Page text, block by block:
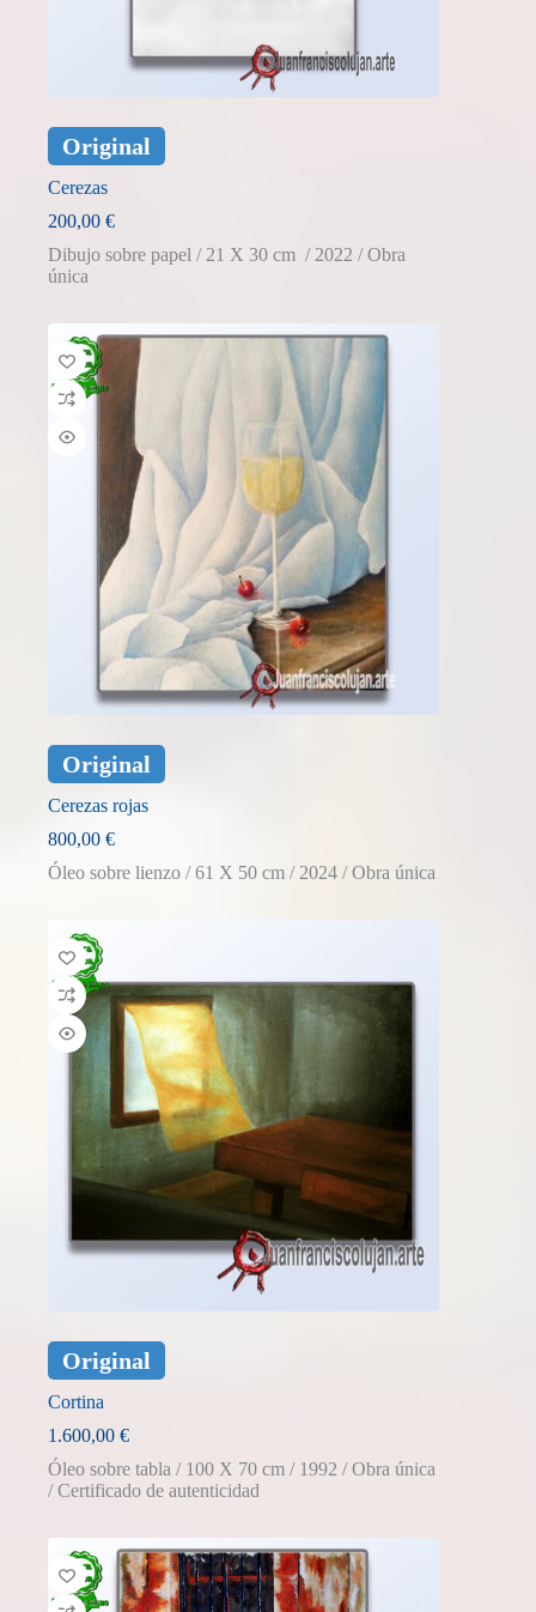
Original
Cerezas
200,00 €
Dibujo sobre papel / 21 X 30 cm / 2022 / Obra
única
Original
Cerezas rojas
800,00 €
Óleo sobre lienzo / 61 X 50 cm / 2024 / Obra única
Original
Cortina
1.600,00 €
Óleo sobre tabla / 100 X 70 cm / 1992 / Obra única
/ Certificado de autenticidad